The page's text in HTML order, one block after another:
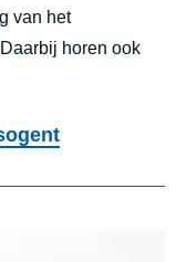
van het
horen ook